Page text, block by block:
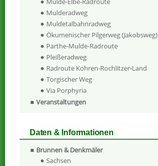
Mulderadweg
Muldetalbahnradweg
Ökumenischer Pilgerweg (Jakobsweg)
Parthe-Mulde-Radroute
Pleißeradweg
Radroute Kohren-Rochlitzer-Land
Torgischer Weg
Via Porphyria
Veranstaltungen
Daten & Informationen
Brunnen & Denkmäler
Sachsen